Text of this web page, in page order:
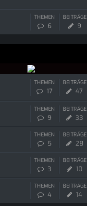
THEMEN
6
BEITRÄGE
9
THEMEN
17
BEITRÄGE
47
THEMEN
9
BEITRÄGE
33
THEMEN
5
BEITRÄGE
28
THEMEN
3
BEITRÄGE
10
THEMEN
4
BEITRÄGE
14